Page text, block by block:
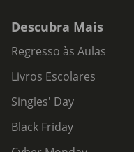
Descubra Mais
Regresso às Aulas
Livros Escolares
Singles' Day
Black Friday